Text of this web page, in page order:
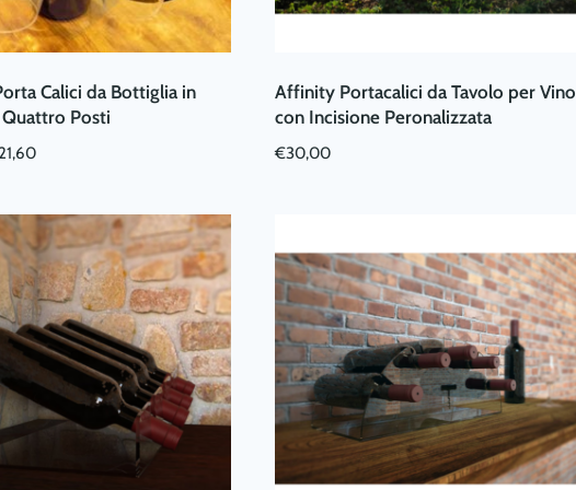
Calici da Bottiglia in
Quattro Posti
21,60
Affinity Portacalici da Tavolo per Vino
con Incisione Peronalizzata
€30,00